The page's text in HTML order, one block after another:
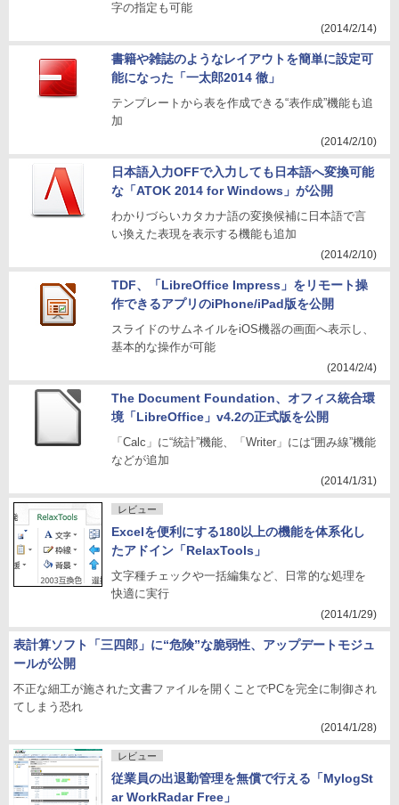
字の指定も可能
(2014/2/14)
書籍や雑誌のようなレイアウトを簡単に設定可
能になった「一太郎2014 徹」
テンプレートから表を作成できる“表作成”機能も追
加
(2014/2/10)
日本語入力OFFで入力しても日本語へ変換可能
な「ATOK 2014 for Windows」が公開
わかりづらいカタカナ語の変換候補に日本語で言
い換えた表現を表示する機能も追加
(2014/2/10)
TDF、「LibreOffice Impress」をリモート操
作できるアプリのiPhone/iPad版を公開
スライドのサムネイルをiOS機器の画面へ表示し、
基本的な操作が可能
(2014/2/4)
The Document Foundation、オフィス統合環
境「LibreOffice」v4.2の正式版を公開
「Calc」に“統計”機能、「Writer」には“囲み線”機能
などが追加
(2014/1/31)
レビュー
Excelを便利にする180以上の機能を体系化し
たアドイン「RelaxTools」
文字種チェックや一括編集など、日常的な処理を
快適に実行
(2014/1/29)
表計算ソフト「三四郎」に“危険”な脆弱性、アップデートモジュ
ールが公開
不正な細工が施された文書ファイルを開くことでPCを完全に制御され
てしまう恐れ
(2014/1/28)
レビュー
従業員の出退勤管理を無償で行える「MylogSt
ar WorkRadar Free」